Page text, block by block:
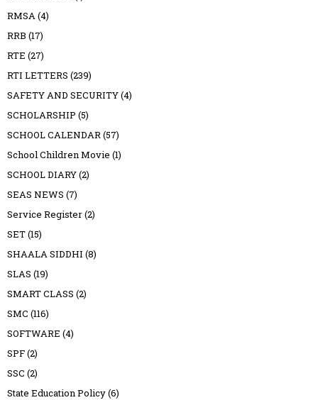
RMSA(4)
RRB (17)
RTE (27)
RTI LETTERS (239)
SAFETY AND SECURITY(4)
SCHOLARSHIP (5)
SCHOOL CALENDAR(57)
School Children Movie (1)
SCHOOL DIARY(2)
SEAS NEWS (7)
Service Register(2)
SET(15)
SHAALA SIDDHI (8)
SLAS (19)
SMART CLASS (2)
SMC (116)
SOFTWARE (4)
SPF(2)
SSC (2)
State Education Policy(6)